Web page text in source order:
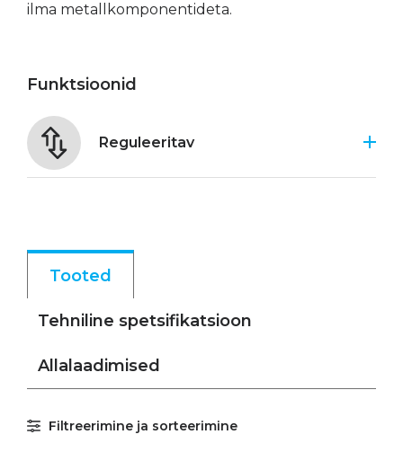
ilma metallkomponentideta.
Funktsioonid
Reguleeritav
Tooted
Tehniline spetsifikatsioon
Allalaadimised
Filtreerimine ja sorteerimine